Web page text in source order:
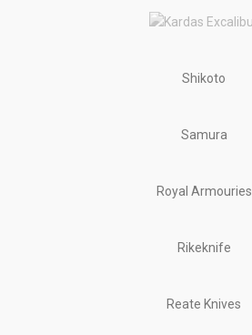
Shikoto
Samura
Royal Armouries
Rikeknife
Reate Knives